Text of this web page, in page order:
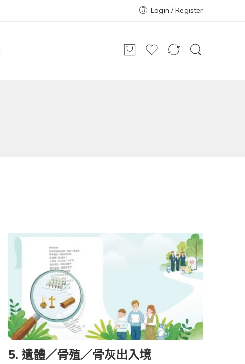
Login / Register
5. 遺體／骨殖／骨灰出入境